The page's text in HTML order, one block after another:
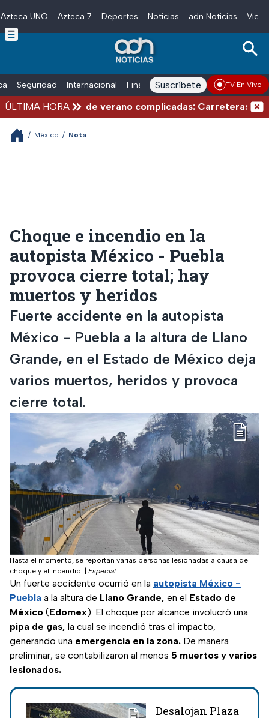
Skip to main content
Azteca UNO Azteca 7 Deportes Noticias adn Noticias
Seguridad Internacional Finanzas adn Noticias Radio
Suscríbete TV En Vivo
ÚLTIMA HORA
Vacaciones de verano complicadas: Carreteras
/ México / Nota
Choque e incendio en la
autopista México - Puebla
provoca cierre total; hay
muertos y heridos
Fuerte accidente en la autopista
México - Puebla a la altura de Llano
Grande, en el Estado de México deja
varios muertos, heridos y provoca
cierre total.
Hasta el momento, se reportan varias personas lesionadas a causa del
choque y el incendio.
Especial
Un fuerte accidente ocurrió en la autopista México -
Puebla a la altura de Llano Grande, en el Estado de
México (Edomex). El choque por alcance involucró una
pipa de gas, la cual se incendió tras el impacto,
generando una emergencia en la zona. De manera
preliminar, se contabilizaron al menos 5 muertos y varios
lesionados.
Desalojan Plaza